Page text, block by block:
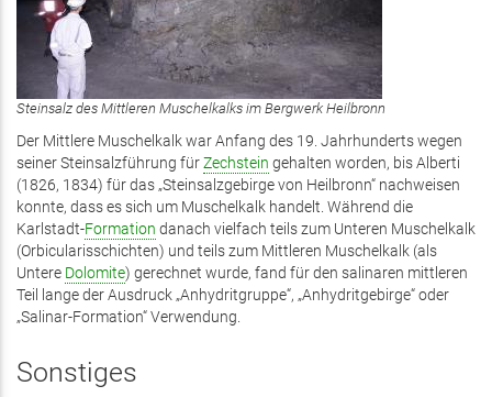
Steinsalz des Mittleren Muschelkalks im Bergwerk Heilbronn
Der Mittlere Muschelkalk war Anfang des 19. Jahrhunderts wegen
seiner Steinsalzführung fürZechstein gehalten worden, bis Alberti
(1826, 1834) für das „Steinsalzgebirge von Heilbronn“ nachweisen
konnte, dass es sich um Muschelkalk handelt. Während die
Karlstadt-Formation danach vielfach teils zum Unteren Muschelkalk
(Orbicularisschichten) und teils zum Mittleren Muschelkalk (als
Untere Dolomite) gerechnet wurde, fand für den salinaren mittleren
Teil lange der Ausdruck „Anhydritgruppe“, „Anhydritgebirge“ oder
„Salinar-Formation“ Verwendung.
Sonstiges